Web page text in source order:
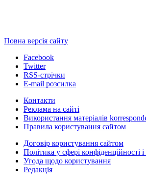
Повна версія сайту
Facebook
Twitter
RSS-стрічки
E-mail розсилка
Контакти
Реклама на сайті
Використання матеріалів
Правила користування сайтом
Договір користування сайтом
Політика у сфері конфіденційності
Угода щодо користування
Редакція